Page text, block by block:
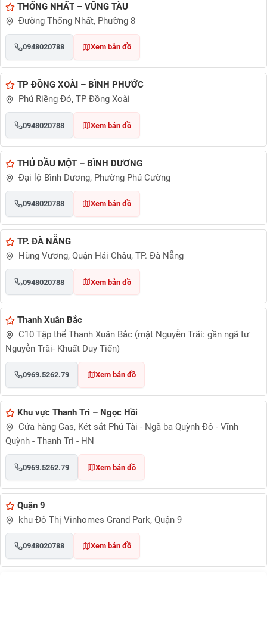
THỐNG NHẤT – VŨNG TÀU
Đường Thống Nhất, Phường 8
0948020788 Xem bản đồ
TP ĐỒNG XOÀI – BÌNH PHƯỚC
Phú Riềng Đỏ, TP Đồng Xoài
0948020788 Xem bản đồ
THỦ DẦU MỘT – BÌNH DƯƠNG
Đại lộ Bình Dương, Phường Phú Cường
0948020788 Xem bản đồ
TP. ĐÀ NẴNG
Hùng Vương, Quận Hải Châu, TP. Đà Nẵng
0948020788 Xem bản đồ
Thanh Xuân Bắc
C10 Tập thể Thanh Xuân Bắc (mặt Nguyễn Trãi: gần ngã tư
Nguyễn Trãi- Khuất Duy Tiến)
0969.5262.79 Xem bản đồ
Khu vực Thanh Trì – Ngọc Hồi
Cửa hàng Gas, Két sắt Phú Tài - Ngã ba Quỳnh Đô - Vĩnh
Quỳnh - Thanh Trì - HN
0969.5262.79 Xem bản đồ
Quận 9
khu Đô Thị Vinhomes Grand Park, Quận 9
0948020788 Xem bản đồ